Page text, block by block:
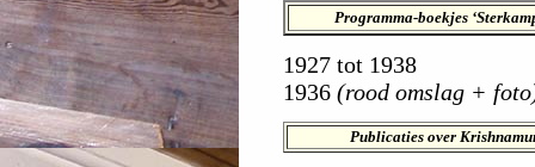
Programma-boekjes
1927 tot 1938
1936 (rood omslag +
Publicaties over